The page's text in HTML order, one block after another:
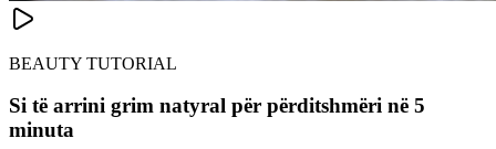
BEAUTY TUTORIAL
Si të arrini grim natyral për përditshmëri në 5
minuta